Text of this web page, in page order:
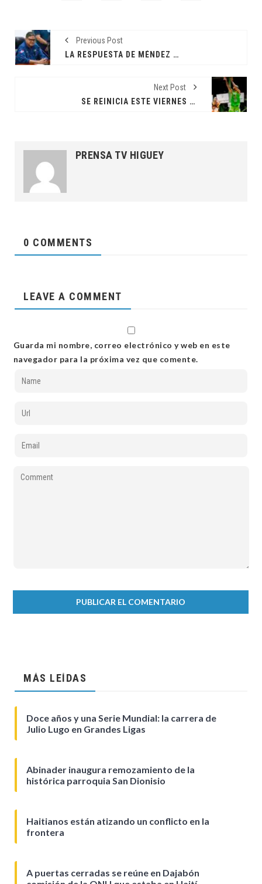
Previous Post
LA RESPUESTA DE MÉNDEZ A QUIENES DICEN: «LE PAGAMOS CON LOS IMPUESTOS»
Next Post
SE REINICIA ESTE VIERNES SEMIFINALES EN EL TBS DE HIGÜEY
PRENSA TV HIGUEY
0 COMMENTS
LEAVE A COMMENT
Guarda mi nombre, correo electrónico y web en este
navegador para la próxima vez que comente.
MÁS LEÍDAS
Doce años y una Serie Mundial: la carrera de
Julio Lugo en Grandes Ligas
Abinader inaugura remozamiento de la
histórica parroquia San Dionisio
Haitianos están atizando un conflicto en la
frontera
A puertas cerradas se reúne en Dajabón